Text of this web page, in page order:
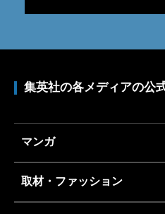
集英社の各メディアの公
マンガ
取材・ファッション